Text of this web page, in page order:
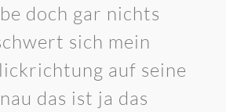
doch gar nichts
sich mein
auf seine
das ist ja das